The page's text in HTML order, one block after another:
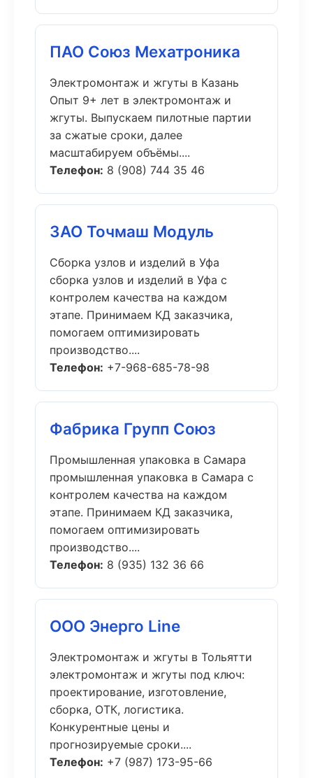
ПАО Союз Мехатроника
Электромонтаж и жгуты в Казань
Опыт 9+ лет в электромонтаж и
жгуты. Выпускаем пилотные партии
за сжатые сроки, далее
масштабируем объёмы....
Телефон: 8 (908) 744 35 46
ЗАО Точмаш Модуль
Сборка узлов и изделий в Уфа
сборка узлов и изделий в Уфа с
контролем качества на каждом
этапе. Принимаем КД заказчика,
помогаем оптимизировать
производство....
Телефон: +7-968-685-78-98
Фабрика Групп Союз
Промышленная упаковка в Самара
промышленная упаковка в Самара с
контролем качества на каждом
этапе. Принимаем КД заказчика,
помогаем оптимизировать
производство....
Телефон: 8 (935) 132 36 66
ООО Энерго Line
Электромонтаж и жгуты в Тольятти
электромонтаж и жгуты под ключ:
проектирование, изготовление,
сборка, ОТК, логистика.
Конкурентные цены и
прогнозируемые сроки....
Телефон: +7 (987) 173-95-66